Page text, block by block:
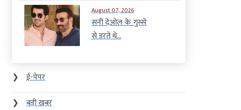
August 07, 2026
सनी देओल के गुस्से
से डरते थे...
❯
ई-पेपर
❯
बड़ी खबर